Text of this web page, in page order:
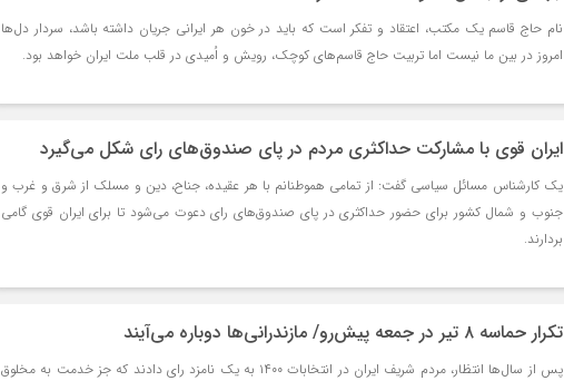
نام حاج قاسم یک مکتب، اعتقاد و تفکر است که باید در خون هر ایرانی جریان داشته باشد، سردار دل‌ها
امروز در بین ما نیست اما تربیت حاج قاسم‌های کوچک، رویش و اُمیدی در قلب ملت ایران خواهد بود.
ایران قوی با مشارکت حداکثری مردم در پای صندوق‌های رای شکل می‌گیرد
یک کارشناس مسائل سیاسی گفت: از تمامی هموطنانم با هر عقیده، جناح، دین و مسلک از شرق و غرب و
جنوب و شمال کشور برای حضور حداکثری در پای صندوق‌های رای دعوت می‌شود تا برای ایران قوی گامی
بردارند.
تکرار حماسه ۸ تیر در جمعه پیش‌رو/ مازندرانی‌ها دوباره می‌آیند
پس از سال‌ها انتظار، مردم شریف ایران در انتخابات ۱۴۰۰ به یک نامزد رای دادند که جز خدمت به مخلوق